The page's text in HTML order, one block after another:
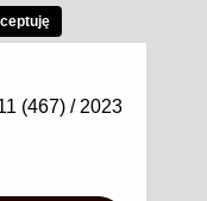
(467) / 2023